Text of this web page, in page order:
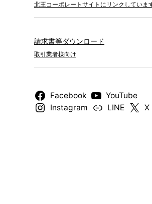
北王コーポレートサイトにリンクしていま
請求書等ダウンロード
取引業者様向け
Facebook
YouTube
Instagram
LINE X